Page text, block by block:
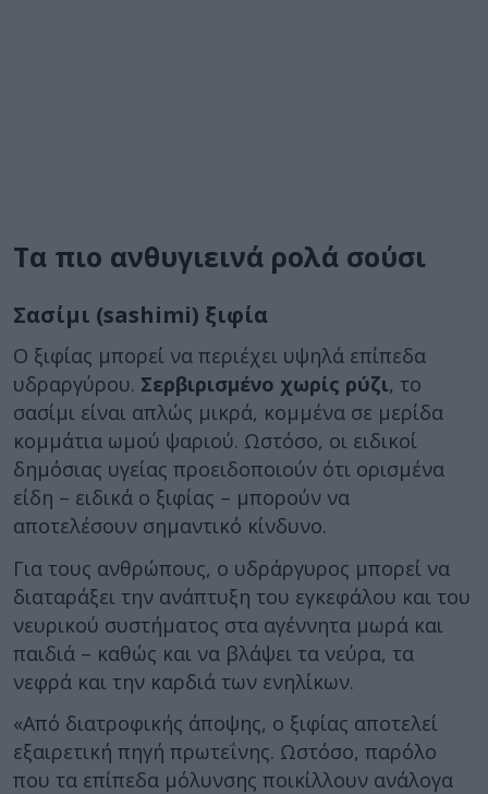
Τα πιο ανθυγιεινά ρολά σούσι
Σασίμι (sashimi) ξιφία
Ο ξιφίας μπορεί να περιέχει υψηλά επίπεδα
υδραργύρου. Σερβιρισμένο χωρίς ρύζι, το
σασίμι είναι απλώς μικρά, κομμένα σε μερίδα
κομμάτια ωμού ψαριού. Ωστόσο, οι ειδικοί
δημόσιας υγείας προειδοποιούν ότι ορισμένα
είδη – ειδικά ο ξιφίας – μπορούν να
αποτελέσουν σημαντικό κίνδυνο.
Για τους ανθρώπους, ο υδράργυρος μπορεί να
διαταράξει την ανάπτυξη του εγκεφάλου και του
νευρικού συστήματος στα αγέννητα μωρά και
παιδιά – καθώς και να βλάψει τα νεύρα, τα
νεφρά και την καρδιά των ενηλίκων.
«Από διατροφικής άποψης, ο ξιφίας αποτελεί
εξαιρετική πηγή πρωτεΐνης. Ωστόσο, παρόλο
που τα επίπεδα μόλυνσης ποικίλλουν ανάλογα